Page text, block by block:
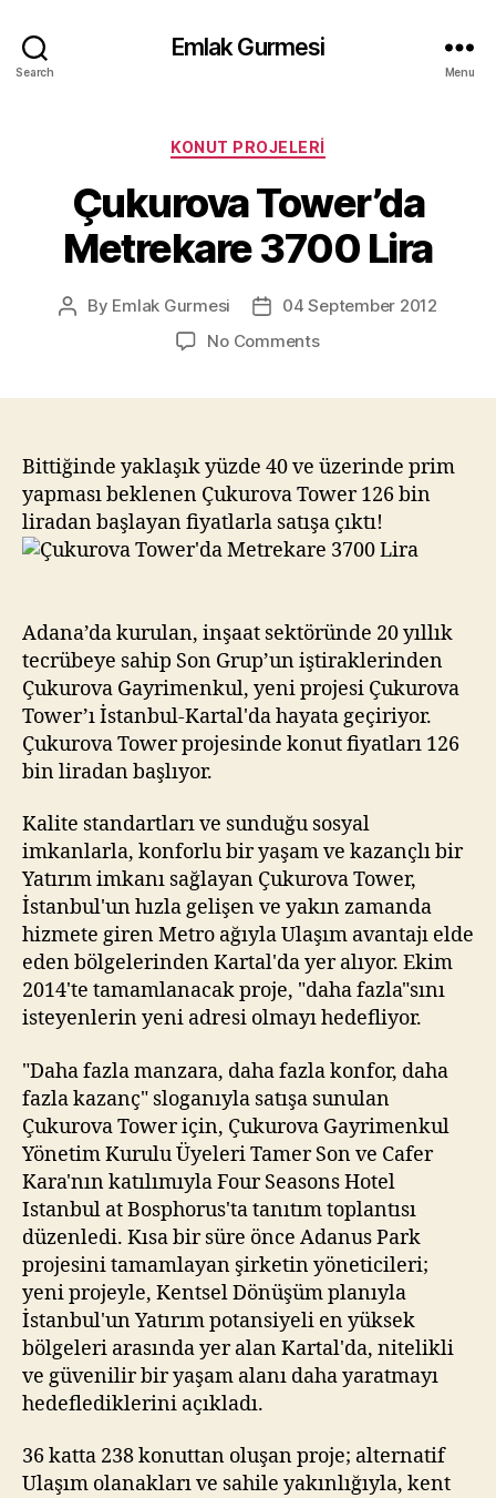
Search
Emlak Gurmesi
Menu
Categories
KONUT PROJELERI
Çukurova Tower’da
Metrekare 3700 Lira
Post
By Emlak Gurmesi
Post04 September 2012
No Commentson
Lira
Bittiğinde yaklaşık yüzde 40 ve üzerinde prim
yapması beklenen Çukurova Tower 126 bin
liradan başlayan fiyatlarla satışa çıktı!
Adana’da kurulan, inşaat sektöründe 20 yıllık
tecrübeye sahip Son Grup’un iştiraklerinden
Çukurova Gayrimenkul, yeni projesi Çukurova
Tower’ı İstanbul-Kartal'da hayata geçiriyor.
Çukurova Tower projesinde konut fiyatları 126
bin liradan başlıyor.
Kalite standartları ve sunduğu sosyal
imkanlarla, konforlu bir yaşam ve kazançlı bir
Yatırım imkanı sağlayan Çukurova Tower,
İstanbul'un hızla gelişen ve yakın zamanda
hizmete giren Metro ağıyla Ulaşım avantajı elde
eden bölgelerinden Kartal'da yer alıyor. Ekim
2014'te tamamlanacak proje, "daha fazla"sını
isteyenlerin yeni adresi olmayı hedefliyor.
"Daha fazla manzara, daha fazla konfor, daha
fazla kazanç" sloganıyla satışa sunulan
Çukurova Tower için, Çukurova Gayrimenkul
Yönetim Kurulu Üyeleri Tamer Son ve Cafer
Kara'nın katılımıyla Four Seasons Hotel
Istanbul at Bosphorus'ta tanıtım toplantısı
düzenledi. Kısa bir süre önce Adanus Park
projesini tamamlayan şirketin yöneticileri;
yeni projeyle, Kentsel Dönüşüm planıyla
İstanbul'un Yatırım potansiyeli en yüksek
bölgeleri arasında yer alan Kartal'da, nitelikli
ve güvenilir bir yaşam alanı daha yaratmayı
hedeflediklerini açıkladı.
36 katta 238 konuttan oluşan proje; alternatif
Ulaşım olanakları ve sahile yakınlığıyla, kent